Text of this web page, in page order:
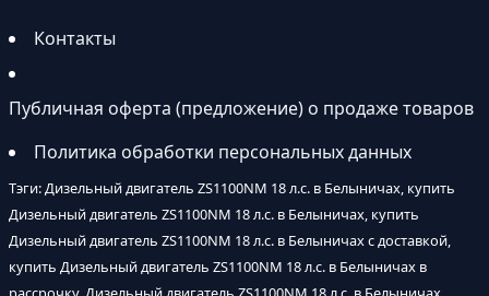
Контакты
Публичная оферта (предложение) о продаже товаров
Политика обработки персональных данных
Тэги: Дизельный двигатель ZS1100NM 18 л.с. в Белыничах, купить
Дизельный двигатель ZS1100NM 18 л.с. в Белыничах, купить
Дизельный двигатель ZS1100NM 18 л.с. в Белыничах с доставкой,
купить Дизельный двигатель ZS1100NM 18 л.с. в Белыничах в